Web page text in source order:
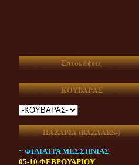
Επισκέψεις
ΚΟΥΒΑΡΑΣ
ΠΑΖΑΡΙΑ (ΒAZAARS-)
~ ΦΙΛΙΑΤΡΑ ΜΕΣΣΗΝΙΑΣ
05-10 ΦΕΒΡΟΥΑΡΙΟΥ